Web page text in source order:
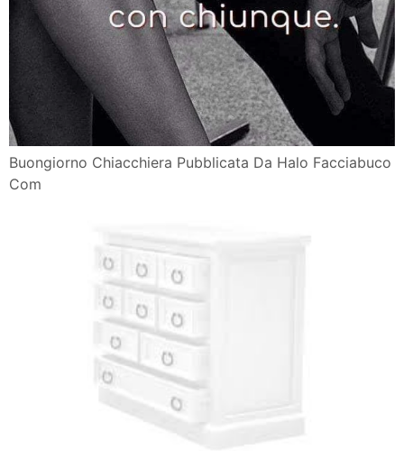
Buongiorno Chiacchiera Pubblicata Da Halo Facciabuco
Com